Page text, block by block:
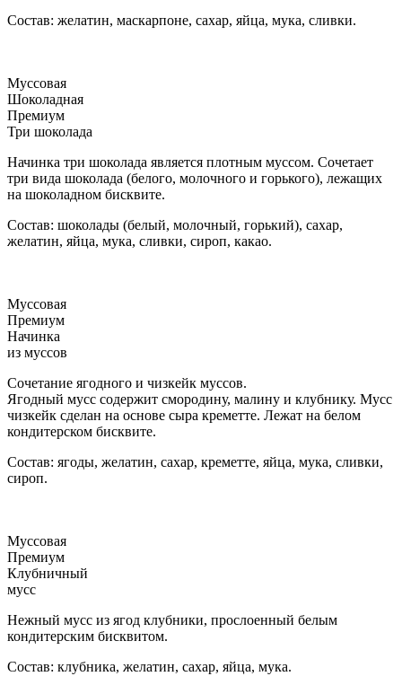
Состав: желатин, маскарпоне, сахар, яйца, мука, сливки.
Муссовая
Шоколадная
Премиум
Три шоколада
Начинка три шоколада является плотным муссом. Сочетает
три вида шоколада (белого, молочного и горького), лежащих
на шоколадном бисквите.
Состав: шоколады (белый, молочный, горький), сахар,
желатин, яйца, мука, сливки, сироп, какао.
Муссовая
Премиум
Начинка
из муссов
Сочетание ягодного и чизкейк муссов.
Ягодный мусс содержит смородину, малину и клубнику. Мусс
чизкейк сделан на основе сыра креметте. Лежат на белом
кондитерском бисквите.
Состав: ягоды, желатин, сахар, креметте, яйца, мука, сливки,
сироп.
Муссовая
Премиум
Клубничный
мусс
Нежный мусс из ягод клубники, прослоенный белым
кондитерским бисквитом.
Состав: клубника, желатин, сахар, яйца, мука.